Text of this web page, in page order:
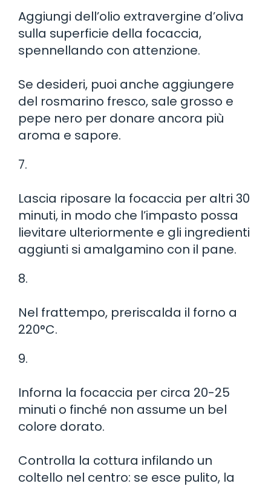
Aggiungi dell’olio extravergine d’oliva
sulla superficie della focaccia,
spennellando con attenzione.
Se desideri, puoi anche aggiungere
del rosmarino fresco, sale grosso e
pepe nero per donare ancora più
aroma e sapore.
7.
Lascia riposare la focaccia per altri 30
minuti, in modo che l’impasto possa
lievitare ulteriormente e gli ingredienti
aggiunti si amalgamino con il pane.
8.
Nel frattempo, preriscalda il forno a
220°C.
9.
Inforna la focaccia per circa 20-25
minuti o finché non assume un bel
colore dorato.
Controlla la cottura infilando un
coltello nel centro: se esce pulito, la